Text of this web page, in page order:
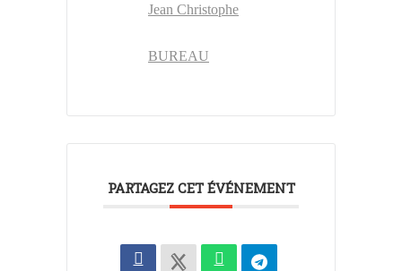
Jean Christophe
BUREAU
PARTAGEZ CET ÉVÉNEMENT